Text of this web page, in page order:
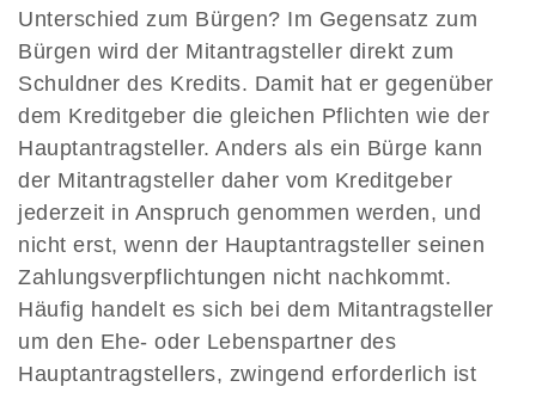
Unterschied zum Bürgen? Im Gegensatz zum
Bürgen wird der Mitantragsteller direkt zum
Schuldner des Kredits. Damit hat er gegenüber
dem Kreditgeber die gleichen Pflichten wie der
Hauptantragsteller. Anders als ein Bürge kann
der Mitantragsteller daher vom Kreditgeber
jederzeit in Anspruch genommen werden, und
nicht erst, wenn der Hauptantragsteller seinen
Zahlungsverpflichtungen nicht nachkommt.
Häufig handelt es sich bei dem Mitantragsteller
um den Ehe- oder Lebenspartner des
Hauptantragstellers, zwingend erforderlich ist